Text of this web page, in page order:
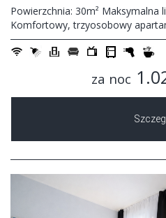
Powierzchnia: 30m² Maksymalna
Komfortowy, trzyosobowy
za noc